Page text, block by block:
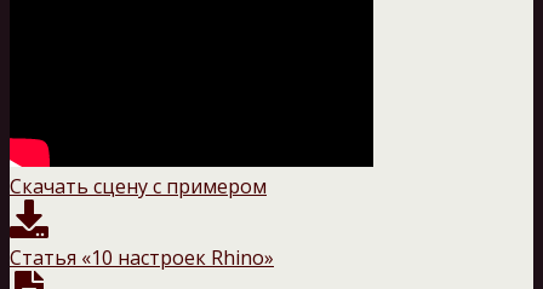
Скачать сцену с примером
Статья «10 настроек Rhino»